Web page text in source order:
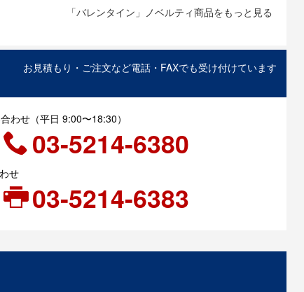
「バレンタイン」ノベルティ商品をもっと見る
お見積もり・ご注文など電話・FAXでも受け付けています
わせ（平日 9:00〜18:30）
03-5214-6380
せ
03-5214-6383